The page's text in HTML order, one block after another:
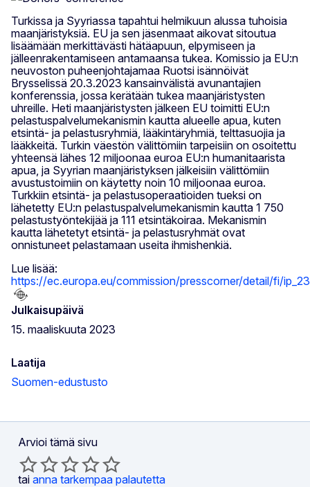
Turkissa ja Syyriassa tapahtui helmikuun alussa tuhoisia
maanjäristyksiä. EU ja sen jäsenmaat aikovat sitoutua
lisäämään merkittävästi hätäapuun, elpymiseen ja
jälleenrakentamiseen antamaansa tukea. Komissio ja EU:n
neuvoston puheenjohtajamaa Ruotsi isännöivät
Brysselissä 20.3.2023 kansainvälistä avunantajien
konferenssia, jossa kerätään tukea maanjäristysten
uhreille. Heti maanjäristysten jälkeen EU toimitti EU:n
pelastuspalvelumekanismin kautta alueelle apua, kuten
etsintä- ja pelastusryhmiä, lääkintäryhmiä, telttasuojia ja
lääkkeitä. Turkin väestön välittömiin tarpeisiin on osoitettu
yhteensä lähes 12 miljoonaa euroa EU:n humanitaarista
apua, ja Syyrian maanjäristyksen jälkeisiin välittömiin
avustustoimiin on käytetty noin 10 miljoonaa euroa.
Turkkiin etsintä- ja pelastusoperaatioiden tueksi on
lähetetty EU:n pelastuspalvelumekanismin kautta 1 750
pelastustyöntekijää ja 111 etsintäkoiraa. Mekanismin
kautta lähetetyt etsintä- ja pelastusryhmät ovat
onnistuneet pelastamaan useita ihmishenkiä.
Lue lisää:
https://ec.europa.eu/commission/presscorner/detail/fi/
Julkaisupäivä
15. maaliskuuta 2023
Laatija
Suomen-edustusto
Arvioi tämä sivu
tai anna tarkempaa palautetta